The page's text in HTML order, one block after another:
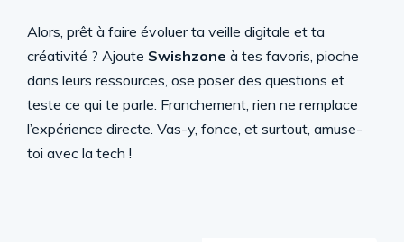
Alors, prêt à faire évoluer ta veille digitale et ta
créativité ? Ajoute Swishzone à tes favoris, pioche
dans leurs ressources, ose poser des questions et
teste ce qui te parle. Franchement, rien ne remplace
l’expérience directe. Vas-y, fonce, et surtout, amuse-
toi avec la tech !